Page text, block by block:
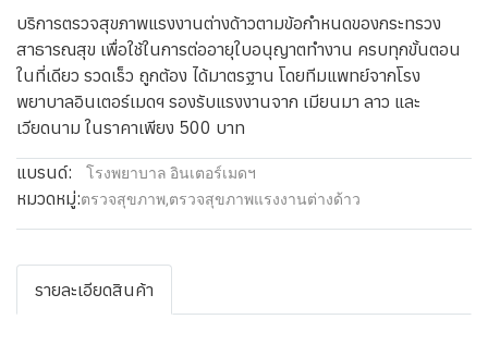
บริการตรวจสุขภาพแรงงานต่างด้าวตามข้อกำหนดของกระทรวง
สาธารณสุข เพื่อใช้ในการต่ออายุใบอนุญาตทำงาน ครบทุกขั้นตอน
ในที่เดียว รวดเร็ว ถูกต้อง ได้มาตรฐาน โดยทีมแพทย์จากโรง
พยาบาลอินเตอร์เมดฯ รองรับแรงงานจาก เมียนมา ลาว และ
เวียดนาม ในราคาเพียง 500 บาท
แบรนด์: โรงพยาบาล อินเตอร์เมดฯ
หมวดหมู่:ตรวจสุขภาพ,ตรวจสุขภาพแรงงานต่างด้าว
รายละเอียดสินค้า